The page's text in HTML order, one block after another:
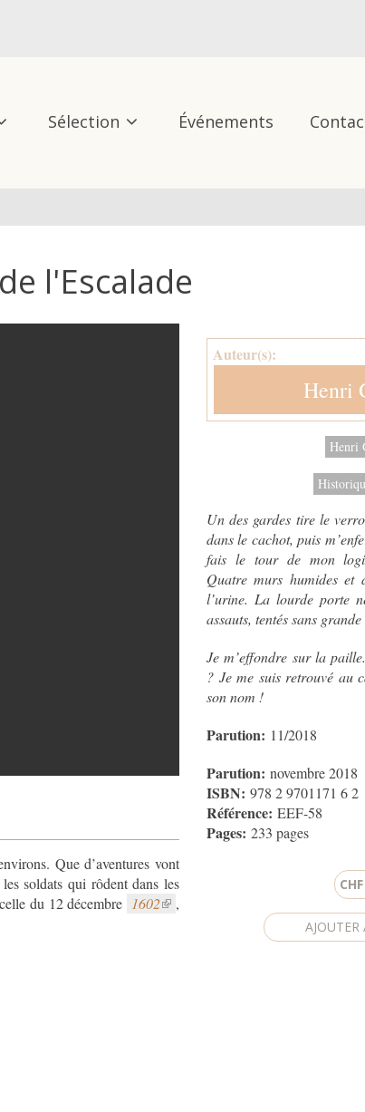
Sélection Événements
l'Escalade
Auteur(s):
Henri
Henri
Un des gardes tire le
dans le cachot, puis
fais le tour de mon
Quatre murs humides
l’urine. La lourde porte
assauts, tentés sans
Je m’effondre sur la
? Je me suis retrouvé au
son nom !
Parution: 11/2018
Parution: novembre 2018
ISBN: 978 2 9701171 6 2
Référence: EEF-58
Pages: 233 pages
Que d’aventures vont
soldats qui rôdent dans les
du 12 décembre 1602
,